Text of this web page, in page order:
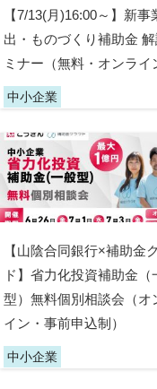
【7/13(月)16:00～】新事
出・ものづくり補助金
ミナー（無料・オンライ
中小企業
【山陰合同銀行×補助金
ド】省力化投資補助金（
型）無料個別相談会（オ
イン・事前申込制）
中小企業